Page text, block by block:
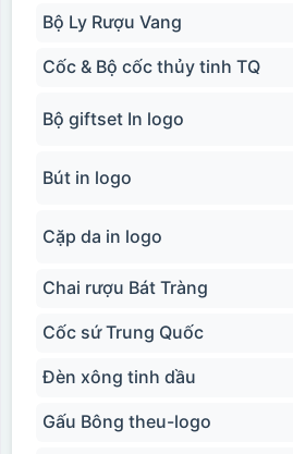
Bộ Ly Rượu Vang
Cốc & Bộ cốc thủy tinh TQ
Bộ giftset In logo
Bút in logo
Cặp da in logo
Chai rượu Bát Tràng
Cốc sứ Trung Quốc
Đèn xông tinh dầu
Gấu Bông theu-logo